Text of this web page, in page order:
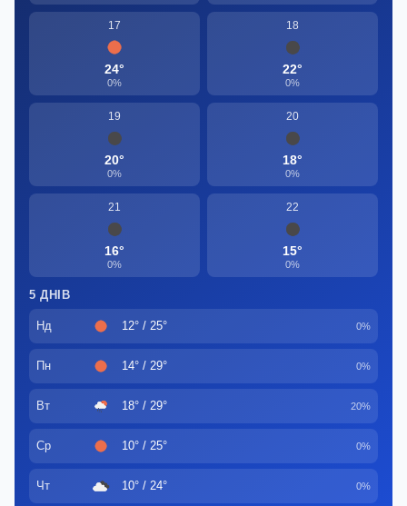
17
24°
0%
18
22°
0%
19
20°
0%
20
18°
0%
21
16°
0%
22
15°
0%
5 ДНІВ
Нд 12° / 25° 0%
Пн 14° / 29° 0%
Вт 18° / 29° 20%
Ср 10° / 25° 0%
Чт 10° / 24° 0%